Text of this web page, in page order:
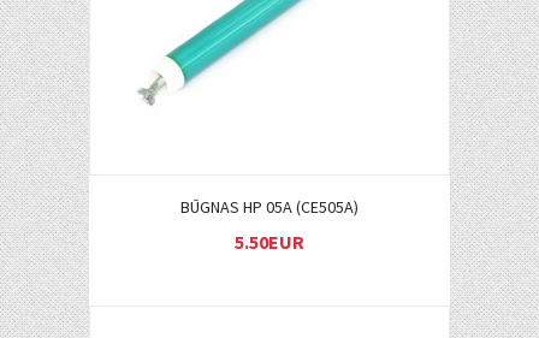
BŪGNAS HP 05A (CE505A)
5.50EUR